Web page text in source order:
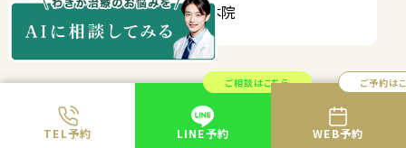
TEL予約
ご相談はこちら
LINE予約
ご予約は
WEB予約
大分院 熊本院
ドクター紹介
おすすめ施術
共立美容外科に